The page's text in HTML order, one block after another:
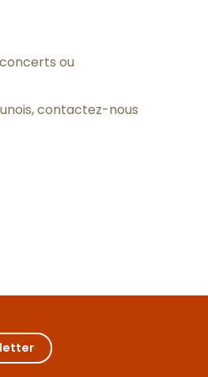
ou
contactez-nous